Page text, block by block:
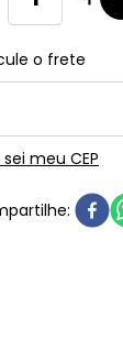
sei meu CEP